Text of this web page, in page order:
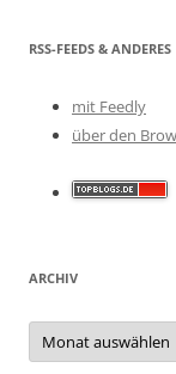
RSS-FEEDS & ANDERES
mit Feedly
über den
ARCHIV
Archiv